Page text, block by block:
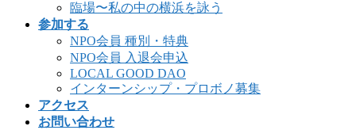
臨場〜私の中の横浜を詠う
参加する
NPO会員 種別・特典
NPO会員 入退会申込
LOCAL GOOD DAO
インターンシップ・プロボノ募集
アクセス
お問い合わせ